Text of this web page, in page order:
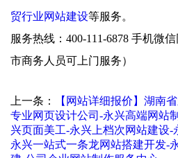
贸行业网站建设等服务。
服务热线：400-111-6878 手机微
市商务人员可上门服务）
上一条：
【网站详细报价】湖南
专业网页设计公司-永兴高端网站
兴页面美工-永兴上档次网站建设
永兴一站式一条龙网站搭建开发-